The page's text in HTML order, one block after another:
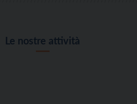
Le nostre attività